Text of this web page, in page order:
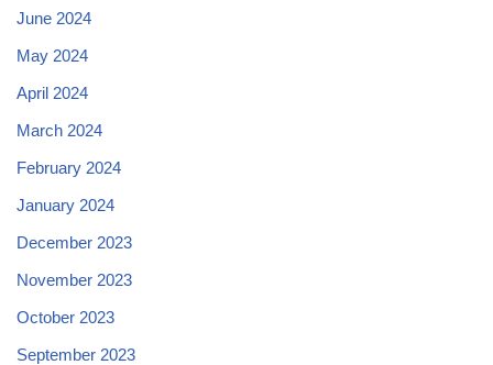
June 2024
May 2024
April 2024
March 2024
February 2024
January 2024
December 2023
November 2023
October 2023
September 2023